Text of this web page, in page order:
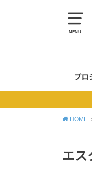
MENU
プロ
HOME
エス